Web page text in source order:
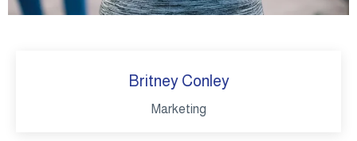
Britney Conley
Marketing